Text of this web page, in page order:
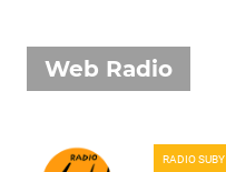
Web Radio
RADIO SUBY